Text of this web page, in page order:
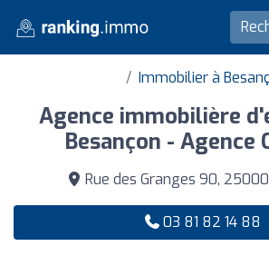
Immobilier à
Agence immobilière
Besançon - Agence
Rue des Granges 90,
03 81 82 14 88